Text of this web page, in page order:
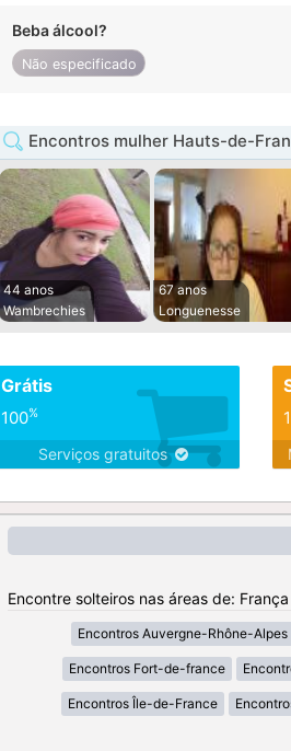
Beba álcool?
Não especificado
Encontros mulher Hauts-de-
44 anos
Wambrechies
67 anos
Longuenesse
Grátis
100%
Serviços gratuitos
Encontre solteiros nas áreas de: França
Encontros Auvergne-Rhône-Alpes
Encontros Fort-de-france
Encontros Île-de-France